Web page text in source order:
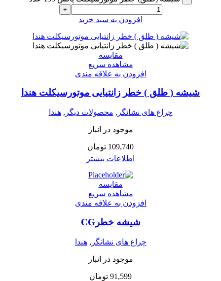
+
افزودن به سبد خرید
مقایسه
مشاهده سریع
افزودن به علاقه مندی
شیشه ( طلق ) خطر زانتیایی موتورسیکلت هندا
چراغ های نشانگر , محصولات دیگر , هندا
موجود در انبار
109,740 تومان
اطلاعات بیشتر
مقایسه
مشاهده سریع
افزودن به علاقه مندی
شیشه خطرCG
چراغ های نشانگر , هندا
موجود در انبار
91,599 تومان